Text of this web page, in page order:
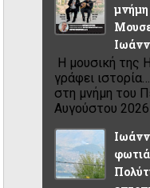
Η μουσική της
γράφει
στη μνήμη του
Αυγούστου